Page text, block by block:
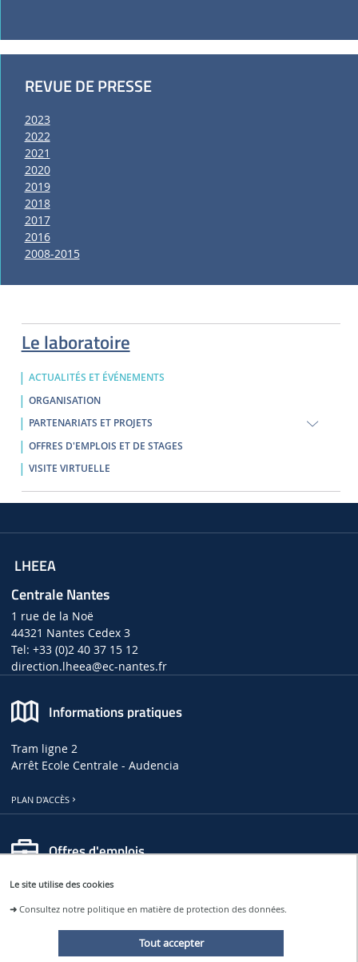
Le site utilise des cookies
➜Consultez notre politique en matière de protection des données.
Tout accepter
Le laboratoire
ACTUALITÉS ET ÉVÉNEMENTS
ORGANISATION
PARTENARIATS ET PROJETS
OFFRES D'EMPLOIS ET DE STAGES
VISITE VIRTUELLE
REVUE DE PRESSE
2023
2022
2021
2020
2019
2018
2017
2016
2008-2015
LHEEA
Centrale Nantes
1 rue de la Noë
44321 Nantes Cedex 3
Tel: +33 (0)2 40 37 15 12
direction.lheea@ec-nantes.fr
Informations pratiques
Tram ligne 2
Arrêt Ecole Centrale - Audencia
PLAN D'ACCÈS
Offres d'emplois
OFFRES D'EMPLOIS, DE THÈSES ET DE STAGES AU LHEEA
OFFRES D'EMPLOI À CENTRALE NANTES